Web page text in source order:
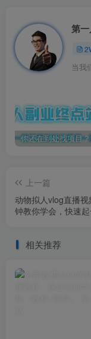
第
你还在
上一篇
动物拟人vlog直播视
钟教你学会，快速
相关推荐